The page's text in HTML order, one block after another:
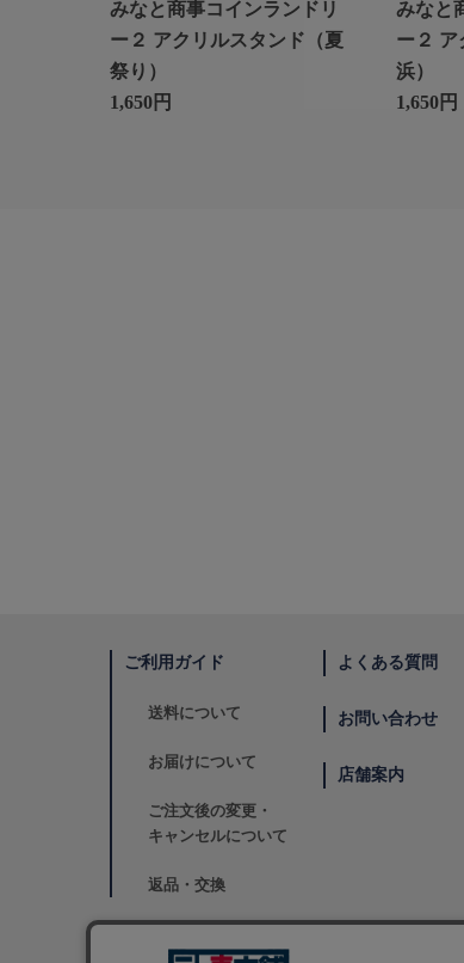
みなと商事コインランドリ
ー２ アクリルスタンド（夏
祭り）
1,650円
みなと
ー２ ア
浜）
1,650円
ご利用ガイド
送料について
お届けについて
ご注文後の変更・
キャンセルについて
返品・交換
よくある質問
お問い合わせ
店舗案内